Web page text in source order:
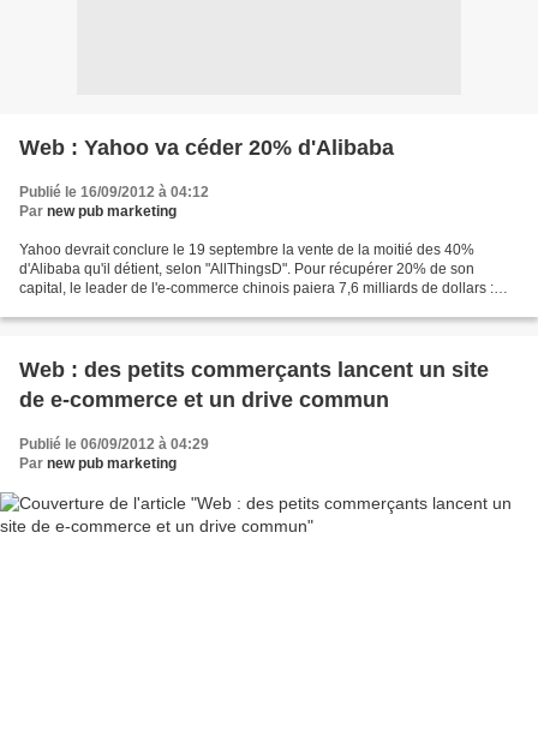
Web : Yahoo va céder 20% d'Alibaba
Publié le 16/09/2012 à 04:12
Par new pub marketing
Yahoo devrait conclure le 19 septembre la vente de la moitié des 40%
d'Alibaba qu'il détient, selon "AllThingsD". Pour récupérer 20% de son
capital, le leader de l'e-commerce chinois paiera 7,6 milliards de dollars :
Web : des petits commerçants lancent un site
de e-commerce et un drive commun
Publié le 06/09/2012 à 04:29
Par new pub marketing